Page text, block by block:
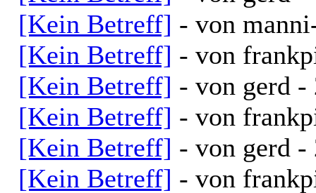
[Kein Betreff] - von
[Kein Betreff] - von
[Kein Betreff] - von gerd -
[Kein Betreff] - von
[Kein Betreff] - von gerd -
[Kein Betreff] - von